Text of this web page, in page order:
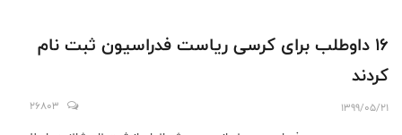
16 داوطلب برای کرسی ریاست فدراسیون ثبت نام
کردند
1399/05/21
26803